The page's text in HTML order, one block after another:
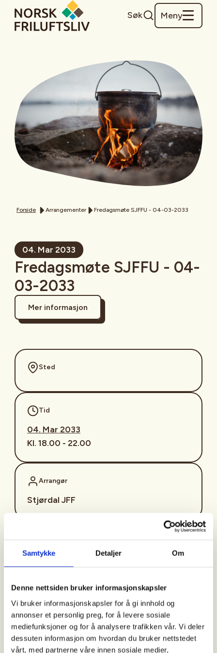
Samtykke Detaljer Om
Denne nettsiden bruker informasjonskapsler
Vi bruker informasjonskapsler for å gi innhold og
annonser et personlig preg, for å levere sosiale
mediefunksjoner og for å analysere trafikken vår. Vi deler
dessuten informasjon om hvordan du bruker nettstedet
vårt, med partnerne våre innen sosiale medier,
Søk Meny
Forside Arrangementer Fredagsmøte SJFFU - 04-03-2033
04. Mar 2033
Fredagsmøte SJFFU - 04-
03-2033
Mer informasjon
Sted
Tid
04. Mar 2033
Kl. 18.00 - 22.00
Arrangør
Stjørdal JFF
sjffung@outlook.com
Fast fredagsmøte i
Ungdomsutvalget SJFF
(SJFFU)